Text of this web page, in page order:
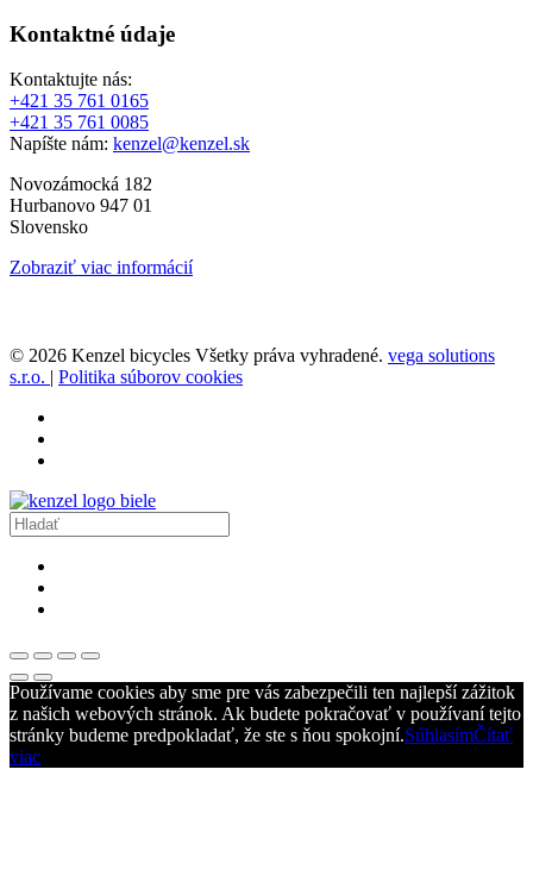
Kontaktné údaje
Kontaktujte nás:
+421 35 761 0165
+421 35 761 0085
Napíšte nám: kenzel@kenzel.sk
Novozámocká 182
Hurbanovo 947 01
Slovensko
Zobraziť viac informácií
© 2026 Kenzel bicycles Všetky práva vyhradené. vega solutions
s.r.o. | Politika súborov cookies
Používame cookies aby sme pre vás zabezpečili ten najlepší zážitok
z našich webových stránok. Ak budete pokračovať v používaní tejto
stránky budeme predpokladať, že ste s ňou spokojní.SúhlasímČítať
viac